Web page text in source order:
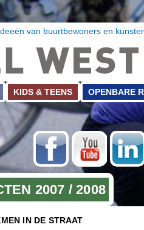
van buurtbewoners en
KIDS & TEENS OPENBARE
Facebook
2007 / 2008
IN DE STRAAT